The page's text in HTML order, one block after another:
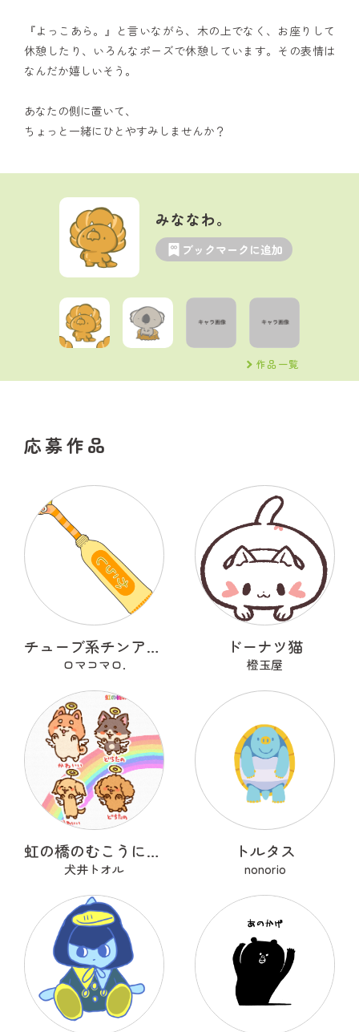
『よっこあら。』と言いながら、木の上でなく、お座りして
休憩したり、いろんなポーズで休憩しています。その表情は
なんだか嬉しいそう。
あなたの側に置いて、
ちょっと一緒にひとやすみしませんか？
みななわ。
ブックマークに追加
作品一覧
応募作品
チューブ系チンアナゴ
ロマコマロ.
ドーナツ猫
橙玉屋
虹の橋のむこうにいるうちのこ
犬井トオル
トルタス
nonorio